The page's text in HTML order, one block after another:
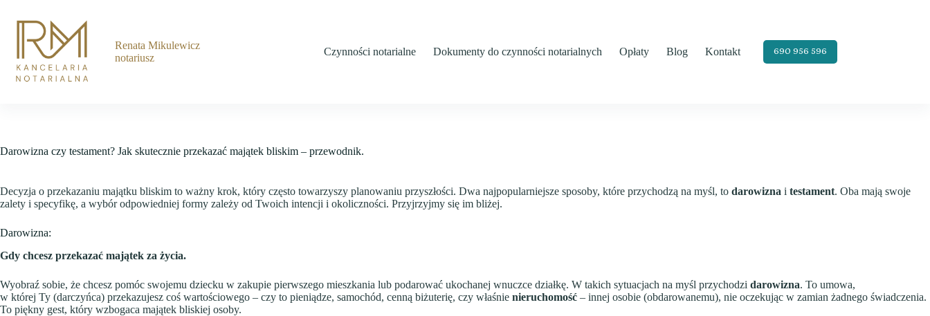
Renata Mikulewicz
notariusz
Czynności notarialne Dokumenty do czynności notarialnych Opłaty Blog Kontakt 690 956 596
Darowizna czy testament? Jak skutecznie przekazać majątek bliskim – przewodnik.
Decyzja o przekazaniu majątku bliskim to ważny krok, który często towarzyszy planowaniu przyszłości. Dwa najpopularniejsze sposoby, które przychodzą na myśl, to darowizna i testament. Oba mają swoje
zalety i specyfikę, a wybór odpowiedniej formy zależy od Twoich intencji i okoliczności. Przyjrzyjmy się im bliżej.
Darowizna:
Gdy chcesz przekazać majątek za życia.
Wyobraź sobie, że chcesz pomóc swojemu dziecku w zakupie pierwszego mieszkania lub podarować ukochanej wnuczce działkę. W takich sytuacjach na myśl przychodzi darowizna. To umowa,
w której Ty (darczyńca) przekazujesz coś wartościowego – czy to pieniądze, samochód, cenną biżuterię, czy właśnie nieruchomość – innej osobie (obdarowanemu), nie oczekując w zamian żadnego świadczenia.
To piękny gest, który wzbogaca majątek bliskiej osoby.